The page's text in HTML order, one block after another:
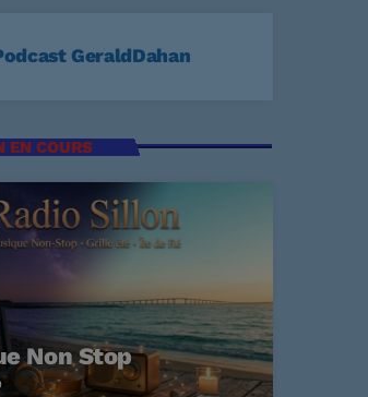
GeraldDahan
EN COURS
Non Stop